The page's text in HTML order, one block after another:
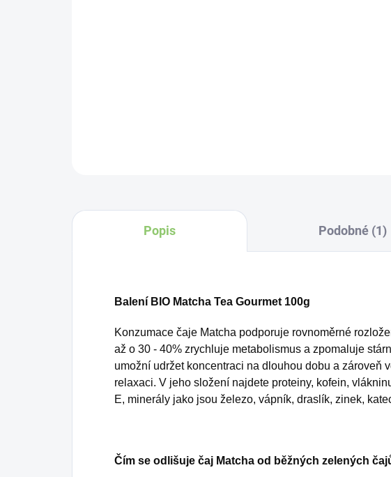
Popis Podobné (1)
Balení BIO Matcha Tea Gourmet 100g
Konzumace čaje Matcha podporuje rovnoměrné
až o 30 - 40% zrychluje metabolismus a zpomaluje
umožní udržet koncentraci na dlouhou dobu a zároveň
relaxaci. V jeho složení najdete proteiny, kofein,
E, minerály jako jsou železo, vápník, draslík, zinek,
Čím se odlišuje čaj Matcha od běžných zelených